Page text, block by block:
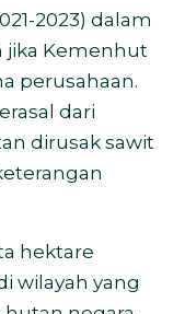
2023) dalam
jika Kemenhut
perusahaan.
dari
dirusak sawit
hektare
wilayah yang